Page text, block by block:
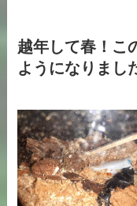
越年して春！こ
ようになりまし